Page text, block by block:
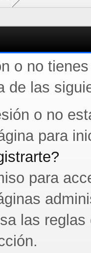
o no
de las
o no
para
para
las